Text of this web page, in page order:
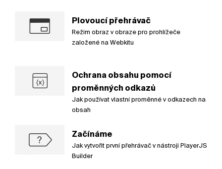
Plovoucí přehrávač
Režim obraz v obraze pro prohlížeče
založené na Webkitu
Ochrana obsahu pomocí
proměnných odkazů
Jak používat vlastní proměnné v odkazech na
obsah
Začínáme
Jak vytvořit první přehrávač v nástroji PlayerJS
Builder